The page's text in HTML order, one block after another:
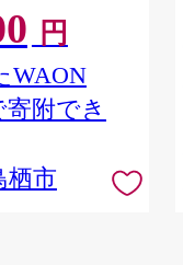
円
WAON
寄附でき
栖市